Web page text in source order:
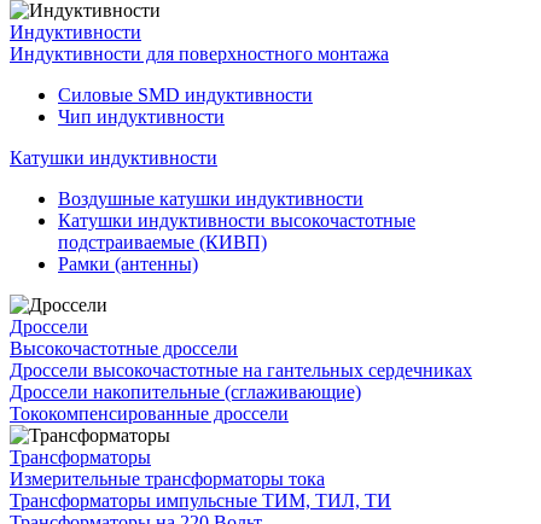
Индуктивности
Индуктивности для поверхностного монтажа
Силовые SMD индуктивности
Чип индуктивности
Катушки индуктивности
Воздушные катушки индуктивности
Катушки индуктивности высокочастотные
подстраиваемые (КИВП)
Рамки (антенны)
Дроссели
Высокочастотные дроссели
Дроссели высокочастотные на гантельных сердечниках
Дроссели накопительные (сглаживающие)
Тококомпенсированные дроссели
Трансформаторы
Измерительные трансформаторы тока
Трансформаторы импульсные ТИМ, ТИЛ, ТИ